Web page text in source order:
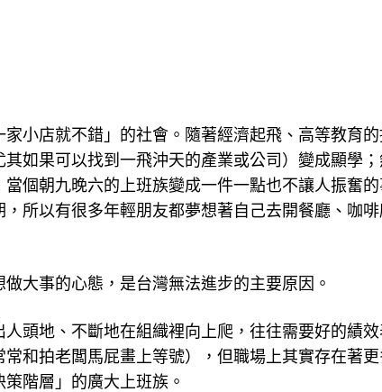
小店就不錯」的社會。隨著經濟起飛、高等教育
如果可以找到一飛沖天的產業或公司）變成顯學；
個朝九晚六的上班族變成一件一點也不讓人振奮
所以有很多年輕朋友都夢想著自己去開餐廳、咖啡
大事的心態，是台灣無法進步的主要原因。
頭地、不斷地在組織裡向上爬，往往需要好的績效
和拍老闆馬屁畫上等號），但職場上其實存在著更
階層」的廣大上班族。